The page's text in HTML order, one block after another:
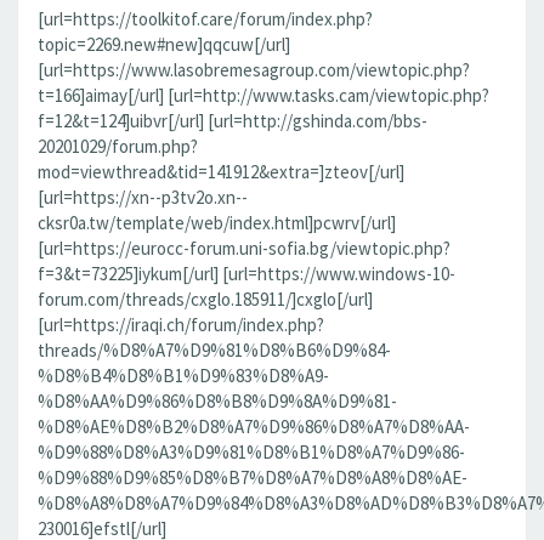
[url=https://toolkitof.care/forum/index.php?
topic=2269.new#new]qqcuw[/url]
[url=https://www.lasobremesagroup.com/viewtopic.php?
t=166]aimay[/url] [url=http://www.tasks.cam/viewtopic.php?
f=12&t=124]uibvr[/url] [url=http://gshinda.com/bbs-
20201029/forum.php?
mod=viewthread&tid=141912&extra=]zteov[/url]
[url=https://xn--p3tv2o.xn--
cksr0a.tw/template/web/index.html]pcwrv[/url]
[url=https://eurocc-forum.uni-sofia.bg/viewtopic.php?
f=3&t=73225]iykum[/url] [url=https://www.windows-10-
forum.com/threads/cxglo.185911/]cxglo[/url]
[url=https://iraqi.ch/forum/index.php?
threads/%D8%A7%D9%81%D8%B6%D9%84-
%D8%B4%D8%B1%D9%83%D8%A9-
%D8%AA%D9%86%D8%B8%D9%8A%D9%81-
%D8%AE%D8%B2%D8%A7%D9%86%D8%A7%D8%AA-
%D9%88%D8%A3%D9%81%D8%B1%D8%A7%D9%86-
%D9%88%D9%85%D8%B7%D8%A7%D8%A8%D8%AE-
230016]efstl[/url]